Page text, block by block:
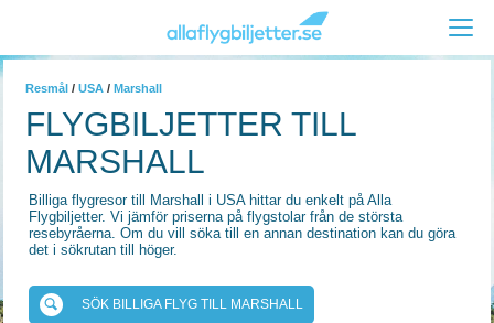
Resmål / USA / Marshall
FLYGBILJETTER TILL
MARSHALL
Billiga flygresor till Marshall i USA hittar du enkelt på Alla
Flygbiljetter. Vi jämför priserna på flygstolar från de största
resebyråerna. Om du vill söka till en annan destination kan du göra
det i sökrutan till höger.
SÖK BILLIGA FLYG TILL MARSHALL